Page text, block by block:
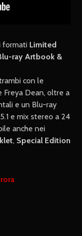
formati Limited
ray Artbook &
con le
Freya Dean, oltre a
e un Blu-ray
e mix stereo a 24
anche nei
, Special Edition